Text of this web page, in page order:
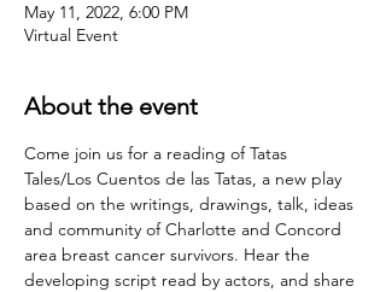
May 11, 2022, 6:00 PM
Virtual Event
About the event
Come join us for a reading of Tatas
Tales/Los Cuentos de las Tatas, a new play
based on the writings, drawings, talk, ideas
and community of Charlotte and Concord
area breast cancer survivors. Hear the
developing script read by actors, and share